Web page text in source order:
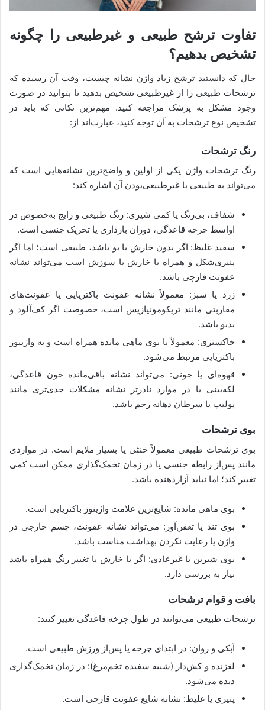
تفاوت ترشح طبیعی و غیرطبیعی را چگونه
تشخیص بدهیم؟
حال که دانستید ترشح زیاد واژن نشانه چیست، وقت آن رسیده که
ترشحات طبیعی را از غیرطبیعی تشخیص بدهید تا بتوانید در صورت
وجود مشکل به پزشک مراجعه کنید. مهم‌ترین نکاتی که باید در
تشخیص نوع ترشحات به آن توجه کنید، عبارت‌اند از:
رنگ ترشحات
رنگ ترشحات واژن یکی از اولین و واضح‌ترین نشانه‌هایی ا‌ست که
می‌تواند به طبیعی یا غیرطبیعی‌بودن آن اشاره کند:
شفاف، بی‌رنگ یا کمی شیری: رنگ طبیعی و رایج به‌خصوص در
اواسط چرخه قاعدگی، دوران بارداری یا تحریک جنسی است.
سفید غلیظ: اگر بدون خارش یا بو باشد، طبیعی است؛ اما اگر
پنیری‌شکل و همراه با خارش یا سوزش است می‌تواند نشانه
عفونت قارچی باشد.
زرد یا سبز: معمولاً نشانه عفونت باکتریایی یا عفونت‌های
مقاربتی مانند تریکومونیازیس است، خصوصت اگر کف‌آلود و
بدبو باشد.
خاکستری: معمولاً با بوی ماهی مانده همراه است و به واژینوز
باکتریایی مرتبط می‌شود.
قهوه‌ای یا خونی: می‌تواند نشانه باقی‌مانده خون قاعدگی،
لکه‌بینی یا در موارد نادرتر نشانه مشکلات جدی‌تری مانند
پولیپ یا سرطان دهانه رحم باشد.
بوی ترشحات
بوی ترشحات طبیعی معمولاً خنثی یا بسیار ملایم است. در مواردی
مانند پس‌از رابطه جنسی یا در زمان تخمک‌گذاری ممکن است کمی
تغییر کند؛ اما نباید آزاردهنده باشد.
بوی ماهی مانده: شایع‌ترین علامت واژینوز باکتریایی است.
بوی تند یا تعفن‌آور: می‌تواند نشانه عفونت، جسم خارجی در
واژن یا رعایت نکردن بهداشت مناسب باشد.
بوی شیرین یا غیرعادی: اگر با خارش یا تغییر رنگ همراه باشد
نیاز به بررسی دارد.
بافت و قوام ترشحات
ترشحات طبیعی می‌توانند در طول چرخه قاعدگی تغییر کنند:
آبکی و روان: در ابتدای چرخه یا پس‌از ورزش طبیعی است.
لغزنده و کش‌دار (شبیه سفیده تخم‌مرغ): در زمان تخمک‌گذاری
دیده می‌شود.
پنیری یا غلیظ: نشانه شایع عفونت قارچی است.